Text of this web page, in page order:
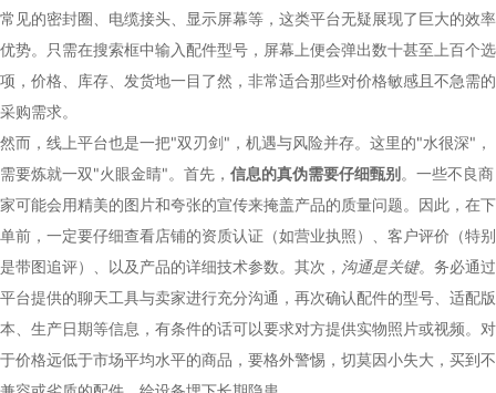
常见的密封圈、电缆接头、显示屏幕等，这类平台无疑展现了巨大的效率
优势。只需在搜索框中输入配件型号，屏幕上便会弹出数十甚至上百个选
项，价格、库存、发货地一目了然，非常适合那些对价格敏感且不急需的
采购需求。
然而，线上平台也是一把"双刃剑"，机遇与风险并存。这里的"水很深"，
需要炼就一双"火眼金睛"。首先， 信息的真伪需要仔细甄别。一些不良商
家可能会用精美的图片和夸张的宣传来掩盖产品的质量问题。因此，在下
单前，一定要仔细查看店铺的资质认证（如营业执照）、客户评价（特别
是带图追评）、以及产品的详细技术参数。其次， 沟通是关键。务必通过
平台提供的聊天工具与卖家进行充分沟通，再次确认配件的型号、适配版
本、生产日期等信息，有条件的话可以要求对方提供实物照片或视频。对
于价格远低于市场平均水平的商品，要格外警惕，切莫因小失大，买到不